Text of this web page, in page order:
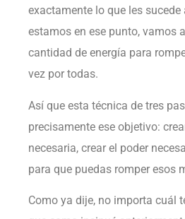
exactamente lo que les
estamos en ese punto, vamos
cantidad de energía para
vez por todas.
Así que esta técnica de tres
precisamente ese objetivo:
necesaria, crear el poder
para que puedas romper esos
Como ya dije, no importa cuál